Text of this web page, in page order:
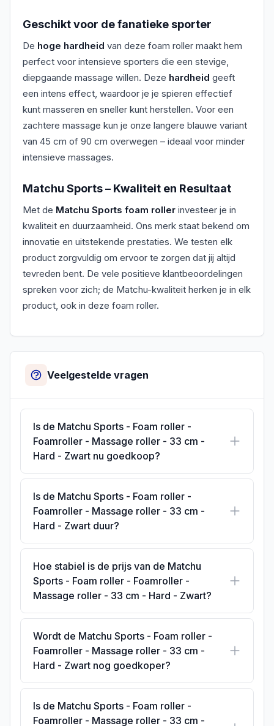
Geschikt voor de fanatieke sporter
De hoge hardheid van deze foam roller maakt hem
perfect voor intensieve sporters die een stevige,
diepgaande massage willen. Deze hardheid geeft
een intens effect, waardoor je je spieren effectief
kunt masseren en sneller kunt herstellen. Voor een
zachtere massage kun je onze langere blauwe variant
van 45 cm of 90 cm overwegen – ideaal voor minder
intensieve massages.
Matchu Sports – Kwaliteit en Resultaat
Met de Matchu Sports foam roller investeer je in
kwaliteit en duurzaamheid. Ons merk staat bekend om
innovatie en uitstekende prestaties. We testen elk
product zorgvuldig om ervoor te zorgen dat jij altijd
tevreden bent. De vele positieve klantbeoordelingen
spreken voor zich; de Matchu-kwaliteit herken je in elk
product, ook in deze foam roller.
Veelgestelde vragen
Is de Matchu Sports - Foam roller -
Foamroller - Massage roller - 33 cm -
Hard - Zwart nu goedkoop?
Is de Matchu Sports - Foam roller -
Foamroller - Massage roller - 33 cm -
Hard - Zwart duur?
Hoe stabiel is de prijs van de Matchu
Sports - Foam roller - Foamroller -
Massage roller - 33 cm - Hard - Zwart?
Wordt de Matchu Sports - Foam roller -
Foamroller - Massage roller - 33 cm -
Hard - Zwart nog goedkoper?
Is de Matchu Sports - Foam roller -
Foamroller - Massage roller - 33 cm -